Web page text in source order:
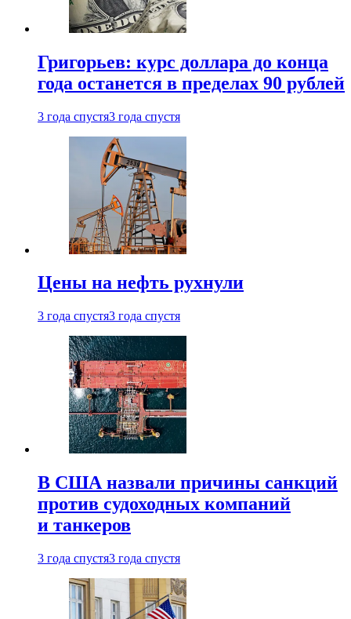
Григорьев: курс доллара до конца
года останется в пределах 90 рублей
3 года спустя3 года спустя
Цены на нефть рухнули
3 года спустя3 года спустя
В США назвали причины санкций
против судоходных компаний
и танкеров
3 года спустя3 года спустя